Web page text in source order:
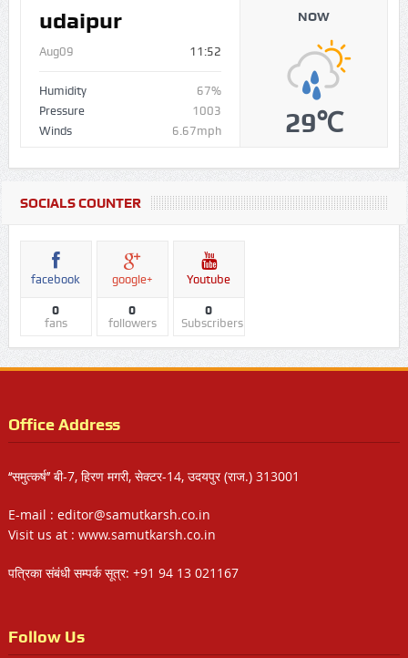
udaipur
Aug09 11:52
Humidity
67%
Pressure
1003
Winds
6.67mph
NOW
29℃
SOCIALS COUNTER
facebook
0
fans
google+
0
followers
Youtube
0
Subscribers
Office Address
‘‘समुत्कर्ष’’ बी-7, हिरण मगरी, सेक्टर-14, उदयपुर (राज.) 313001
E-mail : editor@samutkarsh.co.in
Visit us at : www.samutkarsh.co.in
पत्रिका संबंधी सम्पर्क सूत्र: +91 94 13 021167
Follow Us